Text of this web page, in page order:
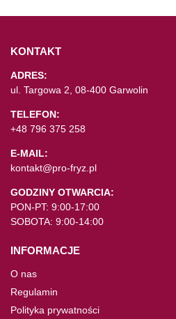
KONTAKT
ADRES:
ul. Targowa 2, 08-400 Garwolin
TELEFON:
+48 796 375 258
E-MAIL:
kontakt@pro-fryz.pl
GODZINY OTWARCIA:
PON-PT: 9:00-17:00
SOBOTA: 9:00-14:00
INFORMACJE
O nas
Regulamin
Polityka prywatności